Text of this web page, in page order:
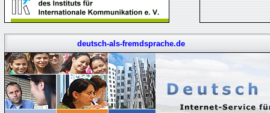
deutsch-als-fremdsprache.de